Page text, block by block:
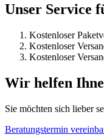
Unser Service
Kostenloser
Kostenloser
Kostenloser
Wir helfen
Sie möchten sich lieber
Beratungstermin